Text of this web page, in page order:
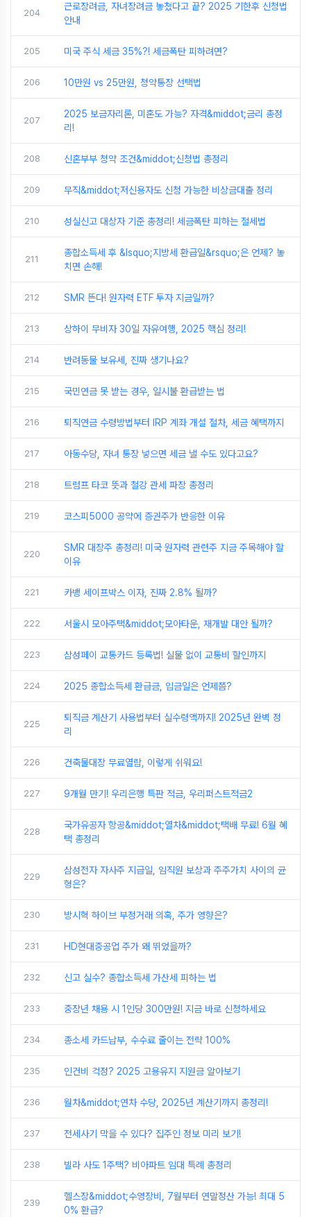
204
근로장려금, 자녀장려금 놓쳤다고 끝? 2025 기한후 신청법
안내
205 미국 주식 세금 35%?! 세금폭탄 피하려면?
206 10만원 vs 25만원, 청약통장 선택법
207
2025 보금자리론, 미혼도 가능? 자격&middot;금리 총정
리!
208 신혼부부 청약 조건&middot;신청법 총정리
209 무직&middot;저신용자도 신청 가능한 비상금대출 정리
210 성실신고 대상자 기준 총정리! 세금폭탄 피하는 절세법
211
종합소득세 후 &lsquo;지방세 환급일&rsquo;은 언제? 놓
치면 손해!
212 SMR 뜬다! 원자력 ETF 투자 지금일까?
213 상하이 무비자 30일 자유여행, 2025 핵심 정리!
214 반려동물 보유세, 진짜 생기나요?
215 국민연금 못 받는 경우, 일시불 환급받는 법
216 퇴직연금 수령방법부터 IRP 계좌 개설 절차, 세금 혜택까지
217 아동수당, 자녀 통장 넣으면 세금 낼 수도 있다고요?
218 트럼프 타코 뜻과 철강 관세 파장 총정리
219 코스피5000 공약에 증권주가 반응한 이유
220
SMR 대장주 총정리! 미국 원자력 관련주 지금 주목해야 할
이유
221 카뱅 세이프박스 이자, 진짜 2.8% 될까?
222 서울시 모아주택&middot;모아타운, 재개발 대안 될까?
223 삼성페이 교통카드 등록법! 실물 없이 교통비 할인까지
224 2025 종합소득세 환급금, 입금일은 언제쯤?
225
퇴직금 계산기 사용법부터 실수령액까지! 2025년 완벽 정
리
226 건축물대장 무료열람, 이렇게 쉬워요!
227 9개월 만기! 우리은행 특판 적금, 우리퍼스트적금2
228
국가유공자 항공&middot;열차&middot;택배 무료! 6월 혜
택 총정리
229
삼성전자 자사주 지급일, 임직원 보상과 주주가치 사이의 균
형은?
230 방시혁 하이브 부정거래 의혹, 주가 영향은?
231 HD현대중공업 주가 왜 뛰었을까?
232 신고 실수? 종합소득세 가산세 피하는 법
233 중장년 채용 시 1인당 300만원! 지금 바로 신청하세요
234 종소세 카드납부, 수수료 줄이는 전략 100%
235 인건비 걱정? 2025 고용유지 지원금 알아보기
236 월차&middot;연차 수당, 2025년 계산기까지 총정리!
237 전세사기 막을 수 있다? 집주인 정보 미리 보기!
238 빌라 사도 1주택? 비아파트 임대 특례 총정리
239
헬스장&middot;수영장비, 7월부터 연말정산 가능! 최대 5
0% 환급?